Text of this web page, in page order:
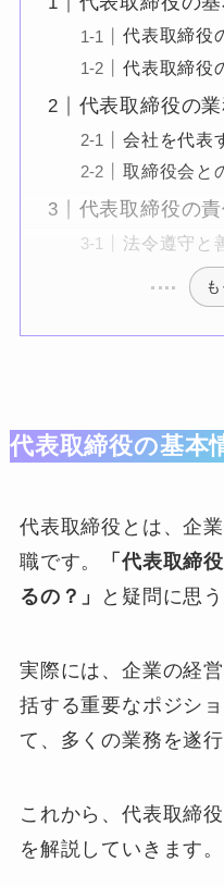
代表取締役
代表取締役
代表取締役の
会社を代表
取締役会と
代表取締役の
法令遵守と
代表取締役の基本
代表取締役とは、企
職です。
「代表取締
るの？」
と疑問に思
実際には、企業の経
括する重要なポジシ
て、多くの業務を遂行
これから、代表取締
を解説していきます。